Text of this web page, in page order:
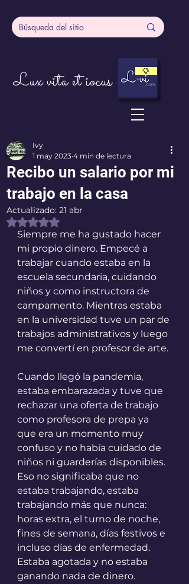
Lux vita et iocus
Recibo un salario por mi
trabajo en la casa
Ivy
1 may 2023 4 min de lectura
Actualizado: 21 abr
Obtuvo NaN de 5 estrellas.
Siempre me ha gustado hacer
mi propio dinero. Empecé a
trabajar cuando estaba en la
escuela secundaria, cuidando
niños y como instructora de
campamento. Mientras estaba
en la universidad tuve un par de
trabajos administrativos y luego
me convertí en profesor de arte.
Cuando llegó la pandemia,
estaba embarazada y tuve que
rechazar una oferta de trabajo
como profesora de prepa ya
que era un momento muy
confuso y no había cuidado de
niños ni guarderías disponibles.
Eso no significaba que no
estaba trabajando, estaba
trabajando más que nunca:
horas extra, el turno de noche,
fines de semana, días festivos e
incluso días de enfermedad.
Estaba agotada y no estaba
ganando nada de dinero.